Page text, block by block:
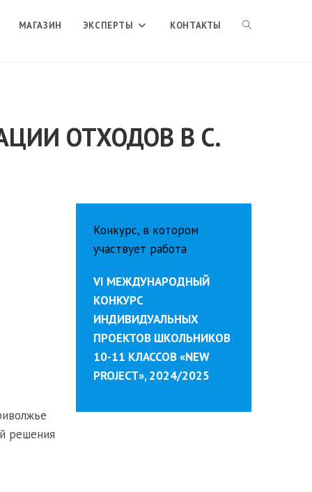
МАГАЗИН ЭКСПЕРТЫ КОНТАКТЫ ПЕРЕКЛЮЧИТЬ
ОТХОДОВ В С.
решения
Конкурс, в котором
участвует работа
VI МЕЖДУНАРОДНЫЙ
КОНКУРС
ИНДИВИДУАЛЬНЫХ
ПРОЕКТОВ ШКОЛЬНИКОВ
10-11 КЛАССОВ «NEW
PROJECT», 2024/2025